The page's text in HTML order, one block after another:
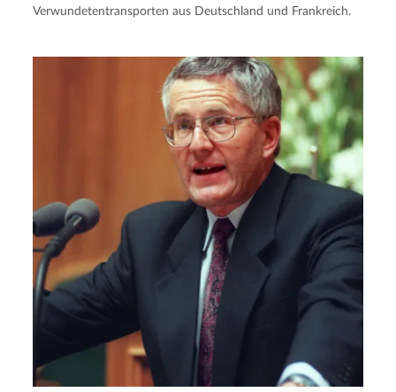
Verwundetentransporten aus Deutschland und Frankreich.